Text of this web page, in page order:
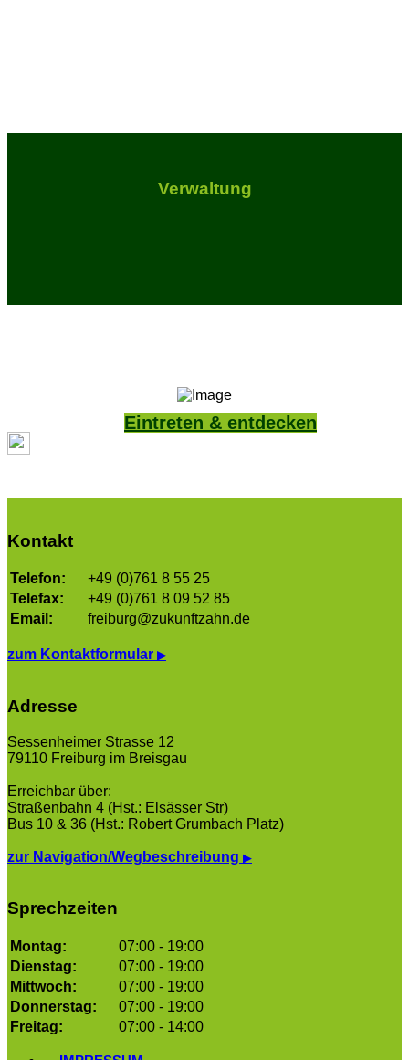
Verwaltung
Eintreten & entdecken
Kontakt
Telefon:
+49 (0)761 8 55 25
Telefax:
+49 (0)761 8 09 52 85
Email:
freiburg@zukunftzahn.de
zum Kontaktformular ▶
Adresse
Sessenheimer Strasse 12
79110 Freiburg im Breisgau
Erreichbar über:
Straßenbahn 4 (Hst.: Elsässer Str)
Bus 10 & 36 (Hst.: Robert Grumbach Platz)
zur Navigation/Wegbeschreibung ▶
Sprechzeiten
Montag:
07:00 - 19:00
Dienstag:
07:00 - 19:00
Mittwoch:
07:00 - 19:00
Donnerstag:
07:00 - 19:00
Freitag:
07:00 - 14:00